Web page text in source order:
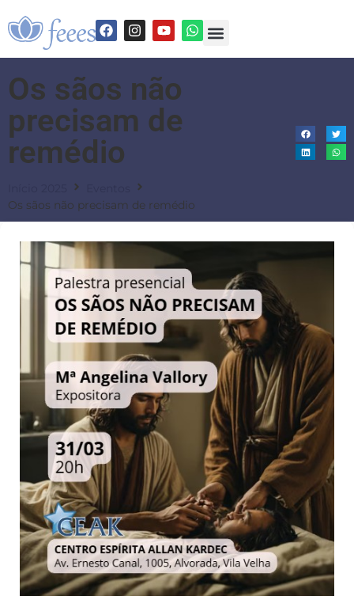
Os sãos não
precisam de
remédio
Os sãos não precisam de remédio